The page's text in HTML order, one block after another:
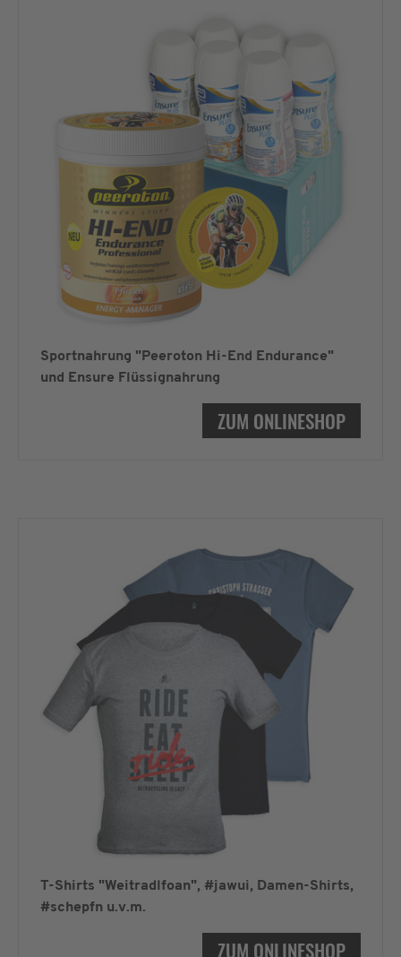
Sportnahrung "Peeroton Hi-End Endurance"
und Ensure Flüssignahrung
ZUM ONLINESHOP
T-Shirts "Weitradlfoan", #jawui, Damen-Shirts,
#schepfn u.v.m.
ZUM ONLINESHOP